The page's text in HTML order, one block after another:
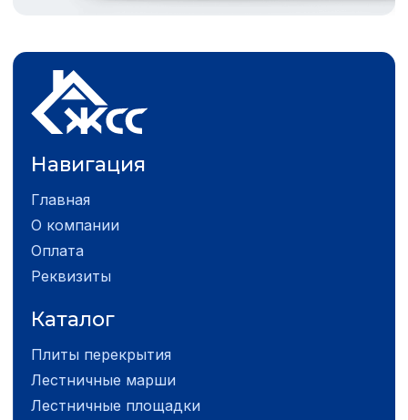
Навигация
Главная
О компании
Оплата
Реквизиты
Каталог
Плиты перекрытия
Лестничные марши
Лестничные площадки